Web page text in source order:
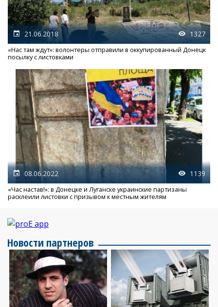
21.06.2018 1327
«Нас там ждут»: волонтеры отправили в оккупированный Донецк
посылку с листовками
08.06.2022 1139
«Час настав!»: в Донецке и Луганске украинские партизаны
расклеили листовки с призывом к местным жителям
Новости партнеров